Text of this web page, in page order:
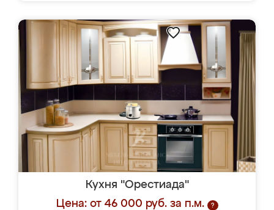
Кухня "Орестиада"
Цена: от 46 000 руб. за п.м.
?